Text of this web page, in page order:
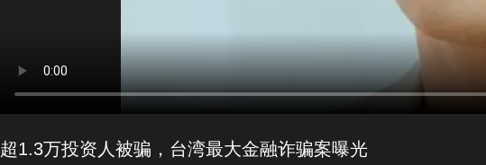
超1.3万投资人被骗，台湾最大金融诈骗案曝光